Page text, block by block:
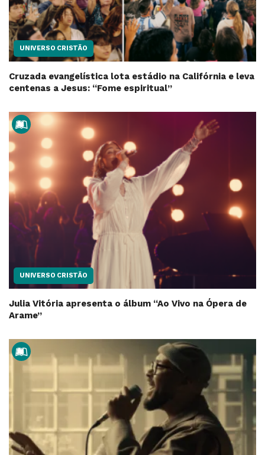
UNIVERSO CRISTÃO
Cruzada evangelística lota estádio na Califórnia e leva
centenas a Jesus: “Fome espiritual”
UNIVERSO CRISTÃO
Julia Vitória apresenta o álbum “Ao Vivo na Ópera de
Arame”